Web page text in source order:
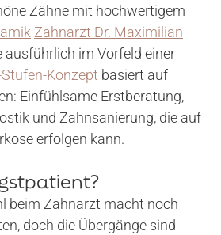
Zähne mit hochwertigem
Zahnarzt Dr. Maximilian
ausführlich im Vorfeld einer
Konzept basiert auf
Einfühlsame Erstberatung,
und Zahnsanierung, die auf
erfolgen kann.
beim Zahnarzt macht noch
doch die Übergänge sind